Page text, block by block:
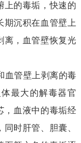
上的毒垢，快速的
期沉积在血管壁上
离，血管壁恢复光
管壁上剥离的毒
最大的解毒器官
血液中的毒垢经
时肝管、胆囊、